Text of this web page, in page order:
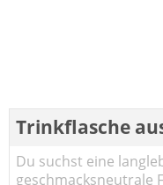
Trinkflasche
Du suchst eine
geschmacksneutrale